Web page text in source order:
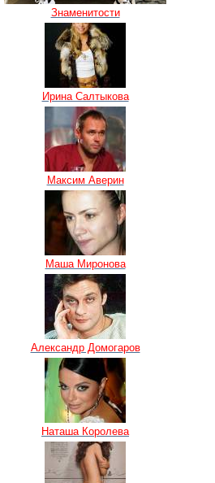
Знаменитости
Ирина Салтыкова
Максим Аверин
Маша Миронова
Александр Домогаров
Наташа Королева